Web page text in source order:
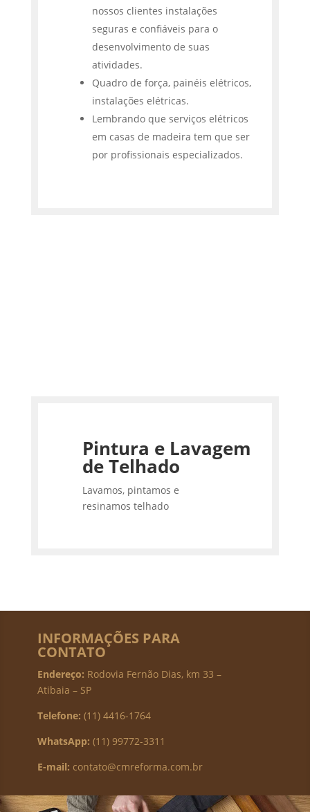
nossos clientes instalações
seguras e confiáveis para o
desenvolvimento de suas
atividades.
Quadro de força, painéis elétricos,
instalações elétricas.
Lembrando que serviços elétricos
em casas de madeira tem que ser
por profissionais especializados.
Pintura e Lavagem
de Telhado
Lavamos, pintamos e
resinamos telhado
INFORMAÇÕES PARA
CONTATO
Endereço: Rodovia Fernão Dias, km 33 –
Atibaia – SP
Telefone: (11) 4416-1764
WhatsApp: (11) 99772-3311
E-mail: contato@cmreforma.com.br